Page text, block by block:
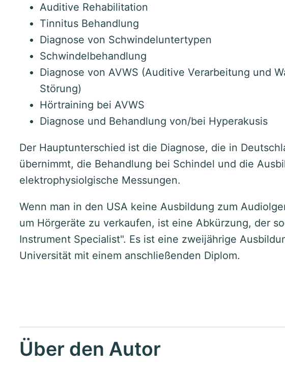
Auditive Rehabilitation
Tinnitus Behandlung
Diagnose von Schwindeluntertypen
Schwindelbehandlung
Diagnose von AVWS (Auditive Verarbeitung und
Störung)
Hörtraining bei AVWS
Diagnose und Behandlung von/bei Hyperakusis
Der Hauptunterschied ist die Diagnose, die in
übernimmt, die Behandlung bei Schindel und die
elektrophysiolgische Messungen.
Wenn man in den USA keine Ausbildung zum
um Hörgeräte zu verkaufen, ist eine Abkürzung, der
Instrument Specialist". Es ist eine zweijährige
Universität mit einem anschließenden Diplom.
Über den Autor